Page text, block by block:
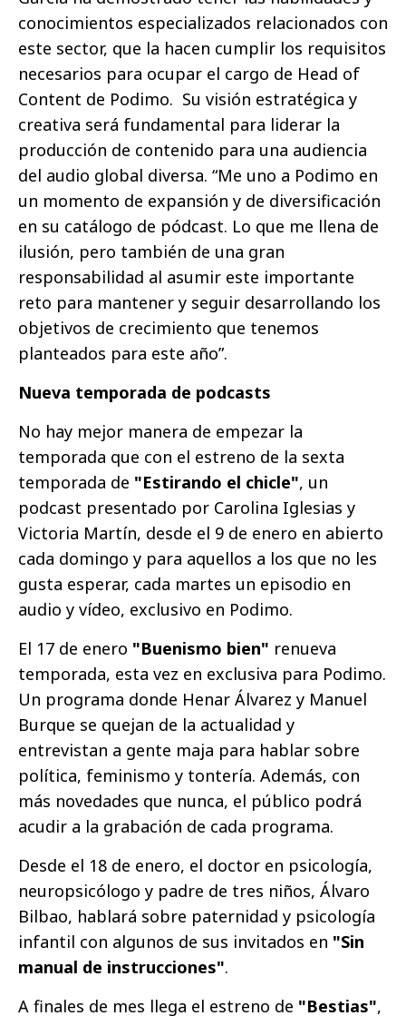
conocimientos especializados relacionados con
este sector, que la hacen cumplir los requisitos
necesarios para ocupar el cargo de Head of
Content de Podimo. Su visión estratégica y
creativa será fundamental para liderar la
producción de contenido para una audiencia
del audio global diversa. “Me uno a Podimo en
un momento de expansión y de diversificación
en su catálogo de pódcast. Lo que me llena de
ilusión, pero también de una gran
responsabilidad al asumir este importante
reto para mantener y seguir desarrollando los
objetivos de crecimiento que tenemos
planteados para este año”.
Nueva temporada de podcasts
No hay mejor manera de empezar la
temporada que con el estreno de la sexta
temporada de "Estirando el chicle", un
podcast presentado por Carolina Iglesias y
Victoria Martín, desde el 9 de enero en abierto
cada domingo y para aquellos a los que no les
gusta esperar, cada martes un episodio en
audio y vídeo, exclusivo en Podimo.
El 17 de enero "Buenismo bien" renueva
temporada, esta vez en exclusiva para Podimo.
Un programa donde Henar Álvarez y Manuel
Burque se quejan de la actualidad y
entrevistan a gente maja para hablar sobre
política, feminismo y tontería. Además, con
más novedades que nunca, el público podrá
acudir a la grabación de cada programa.
Desde el 18 de enero, el doctor en psicología,
neuropsicólogo y padre de tres niños, Álvaro
Bilbao, hablará sobre paternidad y psicología
infantil con algunos de sus invitados en "Sin
manual de instrucciones".
A finales de mes llega el estreno de "Bestias",